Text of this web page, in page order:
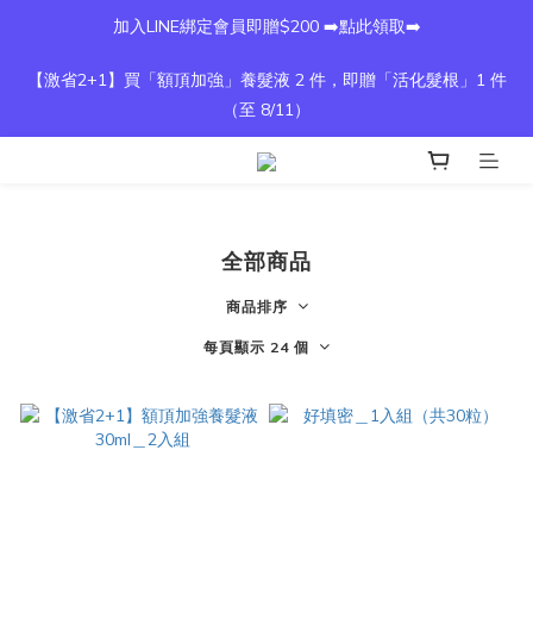
加入LINE綁定會員即贈$200 ➡️點此領取➡️
【激省2+1】買「額頂加強」養髮液 2 件，即贈「活化髮根」1 件
（至 8/11）
全部商品
商品排序
每頁顯示 24 個